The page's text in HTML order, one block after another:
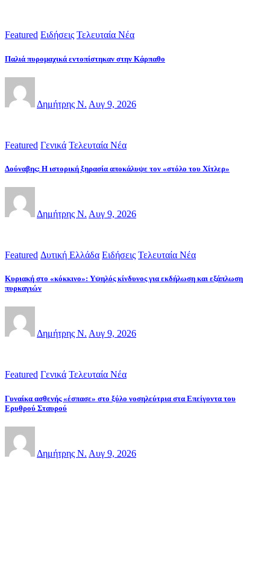
Featured Ειδήσεις Τελευταία Νέα
Παλιά πυρομαχικά εντοπίστηκαν στην Κάρπαθο
Δημήτρης Ν. Αυγ 9, 2026
Featured Γενικά Τελευταία Νέα
Δούναβης: Η ιστορική ξηρασία αποκάλυψε τον «στόλο του Χίτλερ»
Δημήτρης Ν. Αυγ 9, 2026
Featured Δυτική Ελλάδα Ειδήσεις Τελευταία Νέα
Κυριακή στο «κόκκινο»: Υψηλός κίνδυνος για εκδήλωση και εξάπλωση
πυρκαγιών
Δημήτρης Ν. Αυγ 9, 2026
Featured Γενικά Τελευταία Νέα
Γυναίκα ασθενής «έσπασε» στο ξύλο νοσηλεύτρια στα Επείγοντα του
Ερυθρού Σταυρού
Δημήτρης Ν. Αυγ 9, 2026